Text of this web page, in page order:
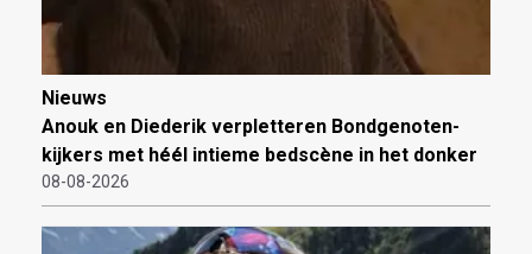
Nieuws
Anouk en Diederik verpletteren Bondgenoten-
kijkers met héél intieme bedscène in het donker
08-08-2026